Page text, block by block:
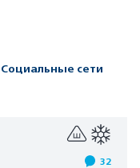
Социальные сети
32